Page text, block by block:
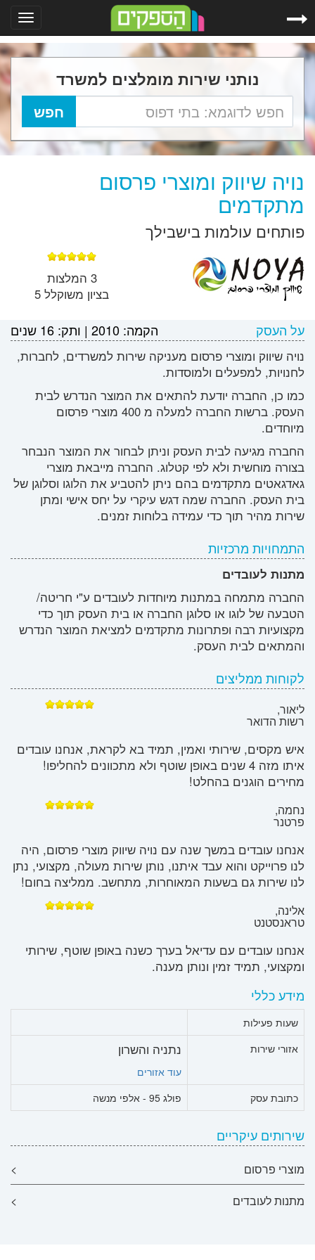
נותני שירות מומלצים למשרד
נויה שיווק ומוצרי פרסום
מתקדמים
פותחים עולמות בישבילך
3 המלצות
בציון משוקלל 5
על העסק הקמה: 2010
| ותק: 16 שנים
נויה שיווק ומוצרי פרסום מעניקה שירות למשרדים, לחברות,
לחנויות, למפעלים ולמוסדות.
כמו כן, החברה יודעת להתאים את המוצר הנדרש לבית
העסק. ברשות החברה למעלה מ 400 מוצרי פרסום
מיוחדים.
החברה מגיעה לבית העסק וניתן לבחור את המוצר הנבחר
בצורה מוחשית ולא לפי קטלוג. החברה מייבאת מוצרי
גאדגאטים מתקדמים בהם ניתן להטביע את הלוגו וסלוגן של
בית העסק. החברה שמה דגש עיקרי על יחס אישי ומתן
שירות מהיר תוך כדי עמידה בלוחות זמנים.
התמחויות מרכזיות
מתנות לעובדים
החברה מתמחה במתנות מיוחדות לעובדים ע"י חריטה/
הטבעה של לוגו או סלוגן החברה או בית העסק תוך כדי
מקצועיות רבה ופתרונות מתקדמים למציאת המוצר הנדרש
והמתאים לבית העסק.
לקוחות ממליצים
ליאור,
רשות הדואר
איש מקסים, שירותי ואמין, תמיד בא לקראת, אנחנו עובדים
איתו מזה 4 שנים באופן שוטף ולא מתכוונים להחליפו!
מחירים הוגנים בהחלט!
נחמה,
פרטנר
אנחנו עובדים במשך שנה עם נויה שיווק מוצרי פרסום, היה
לנו פרוייקט והוא עבד איתנו, נותן שירות מעולה, מקצועי, נתן
לנו שירות גם בשעות המאוחרות, מתחשב. ממליצה בחום!
אלינה,
טראנסטנט
אנחנו עובדים עם עדיאל בערך כשנה באופן שוטף, שירותי
ומקצועי, תמיד זמין ונותן מענה.
מידע כללי
שעות פעילות
אזורי שירות
נתניה והשרון
עוד אזורים
כתובת עסק
פולג 95 - אלפי מנשה
שירותים עיקריים
מוצרי פרסום
>
מתנות לעובדים
>